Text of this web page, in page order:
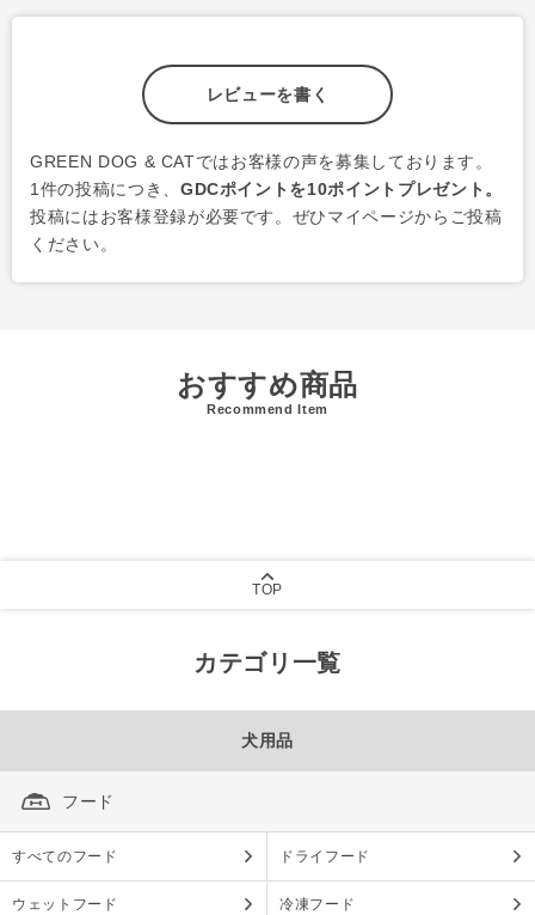
レビューを書く
GREEN DOG & CATではお客様の声を募集しております。
1件の投稿につき、 GDCポイントを10ポイントプレゼント。
投稿にはお客様登録が必要です。ぜひマイページからご投稿
ください。
おすすめ商品
Recommend Item
TOP
カテゴリ一覧
犬用品
フード
すべてのフード ドライフード
ウェットフード 冷凍フード